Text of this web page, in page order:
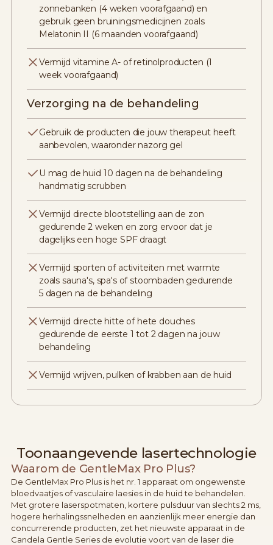
zonnebanken (4 weken voorafgaand) en
gebruik geen bruiningsmedicijnen zoals
Melatonin II (6 maanden voorafgaand)
Vermijd vitamine A- of retinolproducten (1
week voorafgaand)
Verzorging na de behandeling
Gebruik de producten die jouw therapeut heeft
aanbevolen, waaronder nazorg gel
U mag de huid 10 dagen na de behandeling
handmatig scrubben
Vermijd directe blootstelling aan de zon
gedurende 2 weken en zorg ervoor dat je
dagelijks een hoge SPF draagt
Vermijd sporten of activiteiten met warmte
zoals sauna's, spa's of stoombaden gedurende
5 dagen na de behandeling
Vermijd directe hitte of hete douches
gedurende de eerste 1 tot 2 dagen na jouw
behandeling
Vermijd wrijven, pulken of krabben aan de huid
Toonaangevende lasertechnologie
Waarom de GentleMax Pro Plus?
De GentleMax Pro Plus is het nr. 1 apparaat om ongewenste
bloedvaatjes of vasculaire laesies in de huid te behandelen.
Met grotere laserspotmaten, kortere pulsduur van slechts 2 ms,
hogere herhalingssnelheden en aanzienlijk meer energie dan
concurrerende producten, zet het nieuwste apparaat in de
Candela Gentle Series de evolutie voort van de laser die